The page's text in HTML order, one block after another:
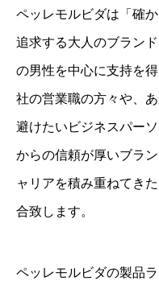
ペッレモルビダは「確
追求する大人のブラン
の男性を中心に支持を
社の営業職の方々や、
避けたいビジネスパー
からの信頼が厚いブラ
ャリアを積み重ねてき
合致します。
ペッレモルビダの製品